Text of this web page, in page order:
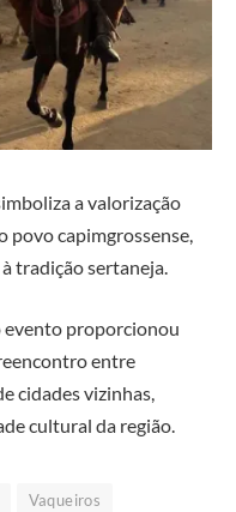
a valorização
povo capimgrossense,
tradição sertaneja.
evento proporcionou
entre
cidades vizinhas,
cultural da região.
Vaqueiros